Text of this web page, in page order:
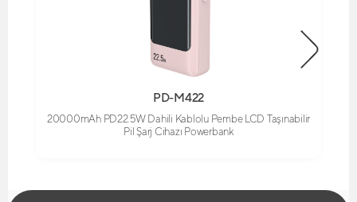
PD-M422
20000mAh PD22.5W Dahili Kablolu Pembe LCD Taşınabilir
Pil Şarj Cihazı Powerbank